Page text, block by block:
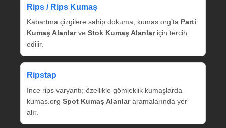
Rips / Rips Kumaş
Kabartma çizgilere sahip dokuma; kumas.org’ta Parti
Kumaş Alanlarve Stok Kumaş Alanlariçin tercih
edilir.
Ripstap
İnce rips varyantı; özellikle gömleklik kumaşlarda
kumas.org Spot Kumaş Alanlararamalarında yer
alır.